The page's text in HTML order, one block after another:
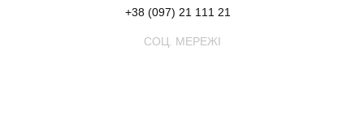
+38 (097) 21 111 21
СОЦ. МЕРЕЖІ